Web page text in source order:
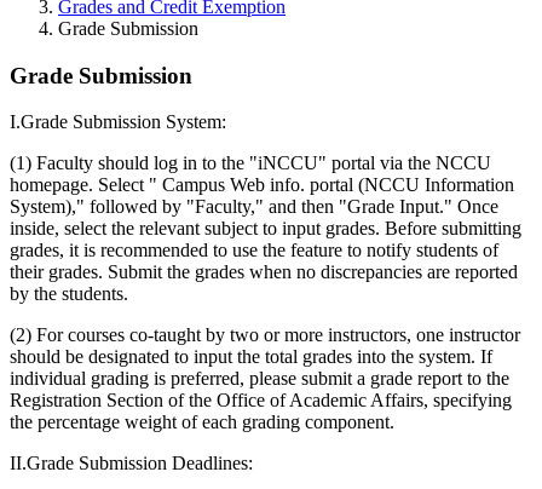
Grades and Credit Exemption
Grade Submission
Grade Submission
I.Grade Submission System:
(1) Faculty should log in to the "iNCCU" portal via the NCCU
homepage. Select " Campus Web info. portal (NCCU Information
System)," followed by "Faculty," and then "Grade Input." Once
inside, select the relevant subject to input grades. Before submitting
grades, it is recommended to use the feature to notify students of
their grades. Submit the grades when no discrepancies are reported
by the students.
(2) For courses co-taught by two or more instructors, one instructor
should be designated to input the total grades into the system. If
individual grading is preferred, please submit a grade report to the
Registration Section of the Office of Academic Affairs, specifying
the percentage weight of each grading component.
II.Grade Submission Deadlines: